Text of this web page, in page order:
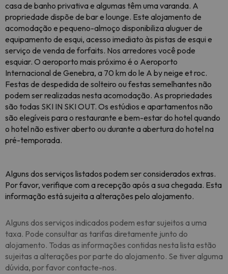
casa de banho privativa e algumas têm uma varanda. A
propriedade dispõe de bar e lounge. Este alojamento de
acomodação e pequeno-almoço disponibiliza aluguer de
equipamento de esqui, acesso imediato às pistas de esqui e
serviço de venda de forfaits. Nos arredores você pode
esquiar. O aeroporto mais próximo é o Aeroporto
Internacional de Genebra, a 70 km do le A by neige et roc.
Festas de despedida de solteiro ou festas semelhantes não
podem ser realizadas nesta acomodação. As propriedades
são todas SKI IN SKI OUT. Os estúdios e apartamentos não
são elegíveis para o restaurante e bem-estar do hotel quando
o hotel não estiver aberto ou durante a abertura do hotel na
pré-temporada.
Alguns dos serviços listados podem ser considerados extras.
Por favor, verifique com a recepção após a sua chegada. Esta
informação está sujeita a alterações pelo alojamento.
Alguns dos serviços indicados podem estar sujeitos a uma
taxa. Pode consultar as tarifas diretamente junto do
alojamento. Todas as informações contidas nesta lista estão
sujeitas a alterações por parte do alojamento. Se tiver alguma
dúvida, por favor contacte-nos.